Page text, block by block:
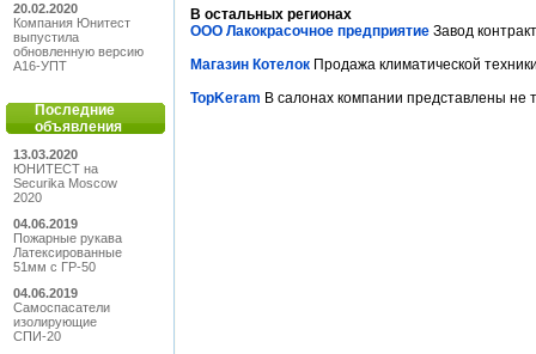
20.02.2020
Компания Юнитест
выпустила
обновленную версию
А16-УПТ
Последние
объявления
13.03.2020
ЮНИТЕСТ на
Securika Moscow
2020
04.06.2019
Пожарные рукава
Латексированные
51мм с ГР-50
04.06.2019
Самоспасатели
изолирующие
СПИ-20
В остальных регионах
ООО Лакокрасочное предприятие Завод
Магазин Котелок Продажа климатической
TopKeram В салонах компании представлены не